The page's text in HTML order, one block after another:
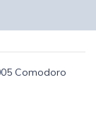
Comodoro